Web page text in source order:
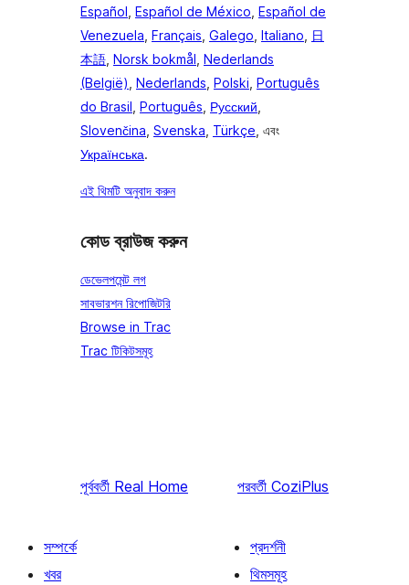
Español, Español de México, Español de
Venezuela, Français, Galego, Italiano, 日
本語, Norsk bokmål, Nederlands
(België), Nederlands, Polski, Português
do Brasil, Português, Русский,
Slovenčina, Svenska, Türkçe, এবং
Українська.
এই থিমটি অনুবাদ করুন
কোড ব্রাউজ করুন
ডেভেলপমেন্ট লগ
সাবভারশন রিপোজিটরি
Browse in Trac
Trac টিকিটসমূহ
পূর্ববর্তী Real Home পরবর্তী CoziPlus
সম্পর্কে
খবর
প্রদর্শনী
থিমসমূহ